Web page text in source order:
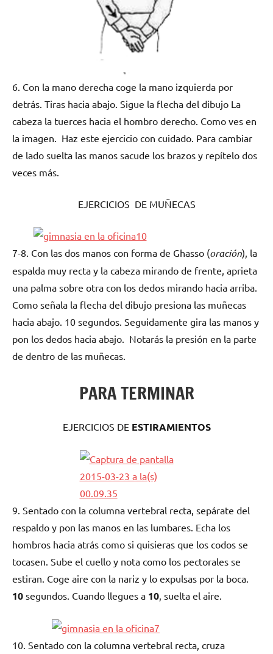
6. Con la mano derecha coge la mano izquierda por
detrás. Tiras hacia abajo. Sigue la flecha del dibujo La
cabeza la tuerces hacia el hombro derecho. Como ves en
la imagen. Haz este ejercicio con cuidado. Para cambiar
de lado suelta las manos sacude los brazos y repítelo dos
veces más.
EJERCICIOS DE MUÑECAS
7-8. Con las dos manos con forma de Ghasso (oración), la
espalda muy recta y la cabeza mirando de frente, aprieta
una palma sobre otra con los dedos mirando hacia arriba.
Como señala la flecha del dibujo presiona las muñecas
hacia abajo. 10 segundos. Seguidamente gira las manos y
pon los dedos hacia abajo. Notarás la presión en la parte
de dentro de las muñecas.
PARA TERMINAR
EJERCICIOS DE ESTIRAMIENTOS
9. Sentado con la columna vertebral recta, sepárate del
respaldo y pon las manos en las lumbares. Echa los
hombros hacia atrás como si quisieras que los codos se
tocasen. Sube el cuello y nota como los pectorales se
estiran. Coge aire con la nariz y lo expulsas por la boca.
10 segundos. Cuando llegues a 10, suelta el aire.
10. Sentado con la columna vertebral recta, cruza